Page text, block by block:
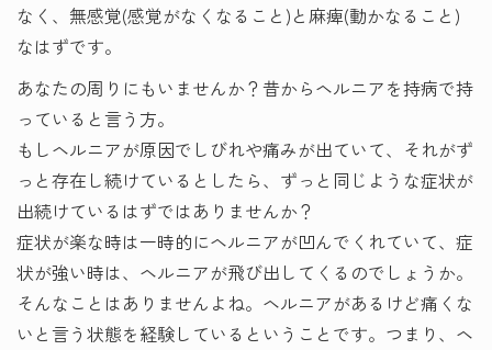
なく、無感覚(感覚がなくなること)と麻痺(動かなること)
なはずです。
あなたの周りにもいませんか？昔からヘルニアを持病で持
っていると言う方。
もしヘルニアが原因でしびれや痛みが出ていて、それがず
っと存在し続けているとしたら、ずっと同じような症状が
出続けているはずではありませんか？
症状が楽な時は一時的にヘルニアが凹んでくれていて、症
状が強い時は、ヘルニアが飛び出してくるのでしょうか。
そんなことはありませんよね。ヘルニアがあるけど痛くな
いと言う状態を経験しているということです。つまり、ヘ